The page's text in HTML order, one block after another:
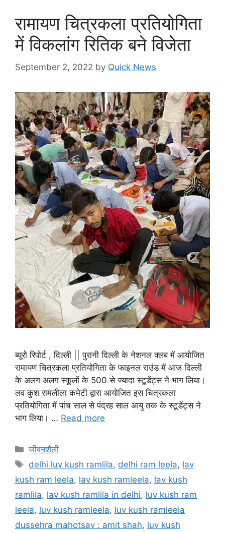
रामायण चित्रकला प्रतियोगिता
में विकलांग रितिक बने विजेता
September 2, 2022 by Quick News
ब्यूरोे रिपोर्ट , दिल्ली || पुरानी दिल्ली के नेशनल क्लब में आयोजित
रामायण चित्रकला प्रतियोगिता के फाइनल राउंड में आज दिल्ली
के अलग अलग स्कूलों के 500 से ज्यादा स्टूडेंट्स ने भाग लिया।
लव कुश रामलीला कमेटी द्वारा आयोजित इस चित्रकला
प्रतियोगिता में पांच साल से पंद्रह साल आयु तक के स्टूडेंट्स ने
भाग लिया। … Read more
जीवनशैली
delhi luv kush ramlila, delhi ram leela, lav
kush ram leela, lav kush ramleela, lav kush
ramlila, lav kush ramlila in delhi, luv kush ram
leela, luv kush ramleela, luv kush ramleela
dussehra mahotsav : amit shah, luv kush